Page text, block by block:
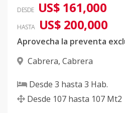
DESDE US$ 161,000
HASTA US$ 200,000
Cabrera, Cabrera
Desde 3 hasta 3 Hab.
Desde 107 hasta 107 Mt2